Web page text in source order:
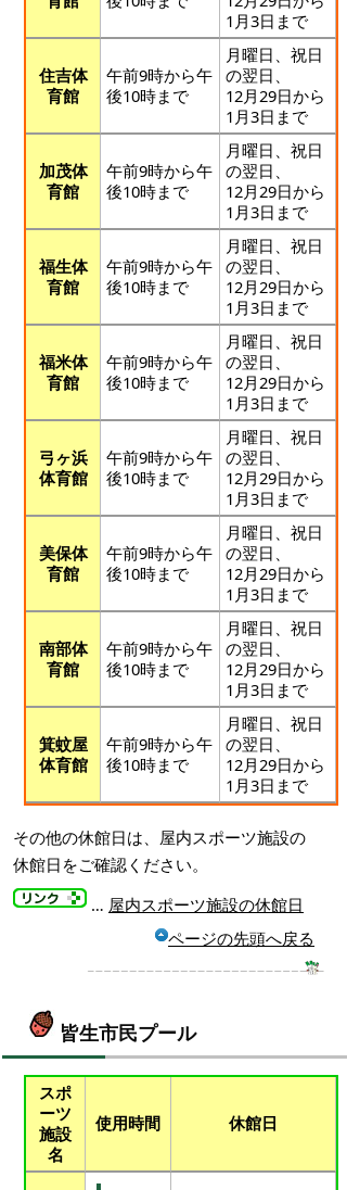
1月3日まで
住吉体
育館
午前9時から午
後10時まで
月曜日、祝日
の翌日、
12月29日から
1月3日まで
加茂体
育館
午前9時から午
後10時まで
月曜日、祝日
の翌日、
12月29日から
1月3日まで
福生体
育館
午前9時から午
後10時まで
月曜日、祝日
の翌日、
12月29日から
1月3日まで
福米体
育館
午前9時から午
後10時まで
月曜日、祝日
の翌日、
12月29日から
1月3日まで
弓ヶ浜
体育館
午前9時から午
後10時まで
月曜日、祝日
の翌日、
12月29日から
1月3日まで
美保体
育館
午前9時から午
後10時まで
月曜日、祝日
の翌日、
12月29日から
1月3日まで
南部体
育館
午前9時から午
後10時まで
月曜日、祝日
の翌日、
12月29日から
1月3日まで
箕蚊屋
体育館
午前9時から午
後10時まで
月曜日、祝日
の翌日、
12月29日から
1月3日まで
その他の休館日は、屋内スポーツ施設の
休館日をご確認ください。
… 屋内スポーツ施設の休館日
ページの先頭へ戻る
皆生市民プール
スポ
ーツ
施設
名
使用時間 休館日